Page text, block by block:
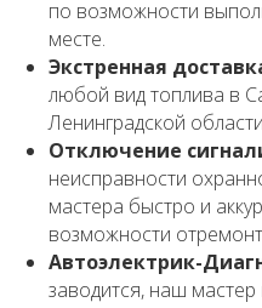
по возможности
месте.
Экстренная
любой вид топлива в
Ленинградской
Отключение
неисправности
мастера быстро и
возможности
Автоэлектрик-
заводится, наш